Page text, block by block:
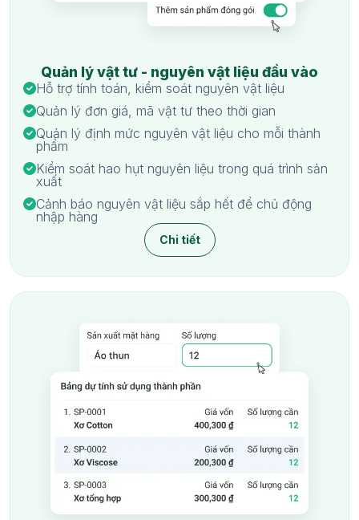
Quản lý vật tư - nguyên vật liệu đầu vào
Hỗ trợ tính toán, kiểm soát nguyên vật liệu
Quản lý đơn giá, mã vật tư theo thời gian
Quản lý định mức nguyên vật liệu cho mỗi thành
phẩm
Kiểm soát hao hụt nguyên liệu trong quá trình sản
xuất
Cảnh báo nguyên vật liệu sắp hết để chủ động
nhập hàng
Chi tiết